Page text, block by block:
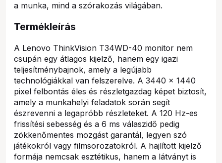
a munka, mind a szórakozás világában.
Termékleírás
A Lenovo ThinkVision T34WD-40 monitor nem
csupán egy átlagos kijelző, hanem egy igazi
teljesítménybajnok, amely a legújabb
technológiákkal van felszerelve. A 3440 x 1440
pixel felbontás éles és részletgazdag képet biztosít,
amely a munkahelyi feladatok során segít
észrevenni a legapróbb részleteket. A 120 Hz-es
frissítési sebesség és a 6 ms válaszidő pedig
zökkenőmentes mozgást garantál, legyen szó
játékokról vagy filmsorozatokról. A hajlított kijelző
formája nemcsak esztétikus, hanem a látványt is